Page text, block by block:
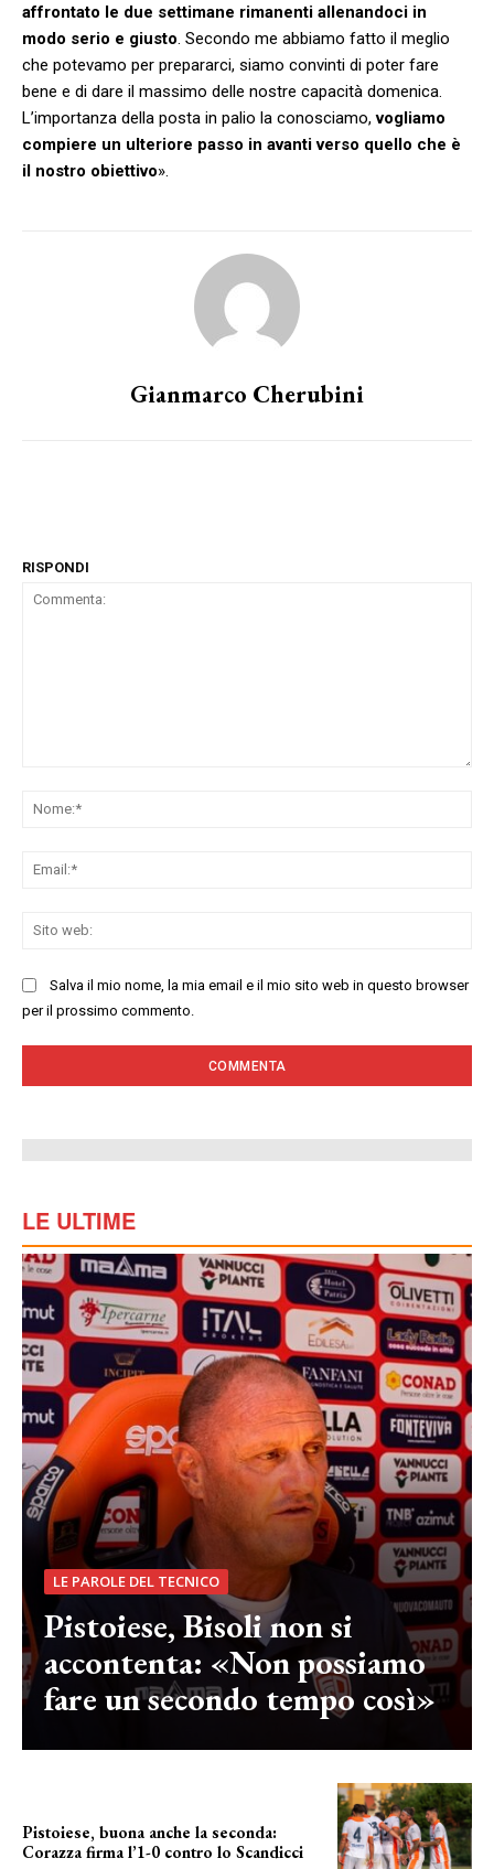
affrontato le due settimane rimanenti allenandoci in
modo serio e giusto. Secondo me abbiamo fatto il meglio
che potevamo per prepararci, siamo convinti di poter fare
bene e di dare il massimo delle nostre capacità domenica.
L’importanza della posta in palio la conosciamo,vogliamo
compiere un ulteriore passo in avanti verso quello che è
il nostro obiettivo».
Gianmarco Cherubini
RISPONDI
Salva il mio nome, la mia email e il mio sito web in questo browser
per il prossimo commento.
LE ULTIME
LE PAROLE DEL TECNICO
Pistoiese, Bisoli non si
accontenta: «Non possiamo
fare un secondo tempo così»
Pistoiese, buona anche la seconda:
Corazza firma l’1-0 contro lo Scandicci